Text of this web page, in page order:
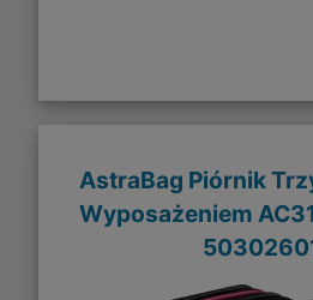
AstraBag Piórnik
Wyposażeniem